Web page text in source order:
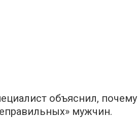
объяснил,
мужчин.